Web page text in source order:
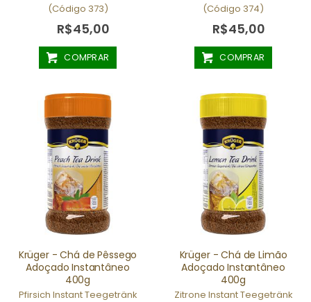
(Código 373)
R$45,00
COMPRAR
(Código 374)
R$45,00
COMPRAR
Krüger - Chá de Pêssego
Adoçado Instantâneo
400g
Pfirsich Instant Teegetränk
Krüger - Chá de Limão
Adoçado Instantâneo
400g
Zitrone Instant Teegetränk